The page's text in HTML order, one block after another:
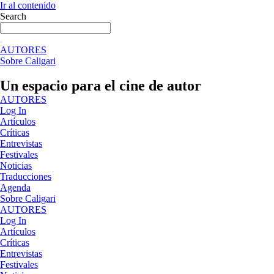
Ir al contenido
Search
AUTORES
Sobre Caligari
Un espacio para el cine de autor
AUTORES
Log In
Artículos
Críticas
Entrevistas
Festivales
Noticias
Traducciones
Agenda
Sobre Caligari
AUTORES
Log In
Artículos
Críticas
Entrevistas
Festivales